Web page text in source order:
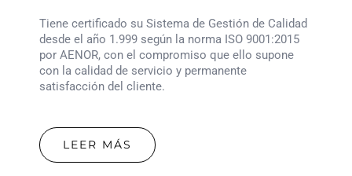
Tiene certificado su Sistema de Gestión de Calidad
desde el año 1.999 según la norma ISO 9001:2015
por AENOR, con el compromiso que ello supone
con la calidad de servicio y permanente
satisfacción del cliente.
LEER MÁS